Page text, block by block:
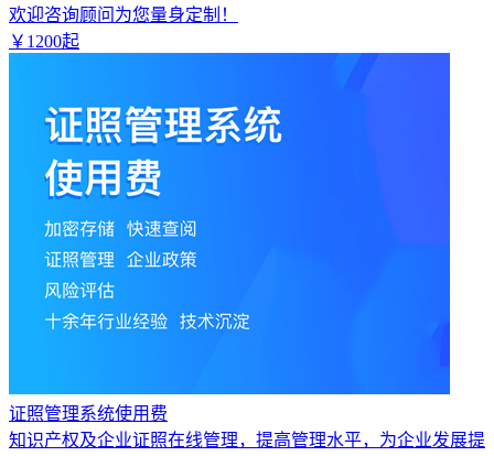
欢迎咨询顾问为您量身定制！
￥ 1200起
证照管理系统使用费
知识产权及企业证照在线管理，提高管理水平，为企业发展提